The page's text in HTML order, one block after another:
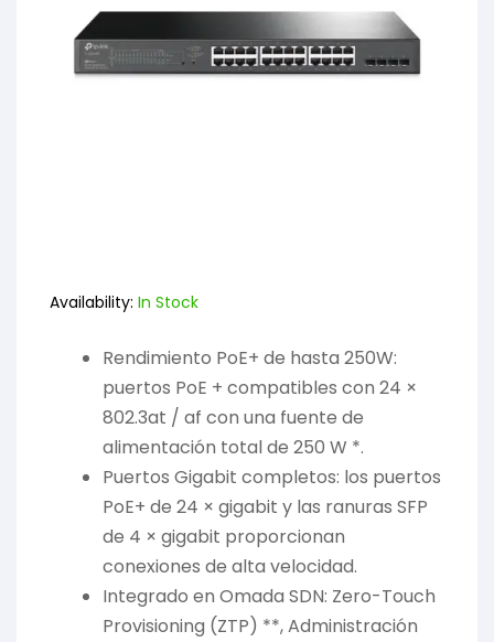
Availability: In Stock
Rendimiento PoE+ de hasta 250W:
puertos PoE + compatibles con 24 ×
802.3at / af con una fuente de
alimentación total de 250 W *.
Puertos Gigabit completos: los puertos
PoE+ de 24 × gigabit y las ranuras SFP
de 4 × gigabit proporcionan
conexiones de alta velocidad.
Integrado en Omada SDN: Zero-Touch
Provisioning (ZTP) **, Administración